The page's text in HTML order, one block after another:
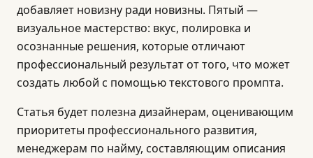
добавляет новизну ради новизны. Пятый —
визуальное мастерство: вкус, полировка и
осознанные решения, которые отличают
профессиональный результат от того, что может
создать любой с помощью текстового промпта.
Статья будет полезна дизайнерам, оценивающим
приоритеты профессионального развития,
менеджерам по найму, составляющим описания